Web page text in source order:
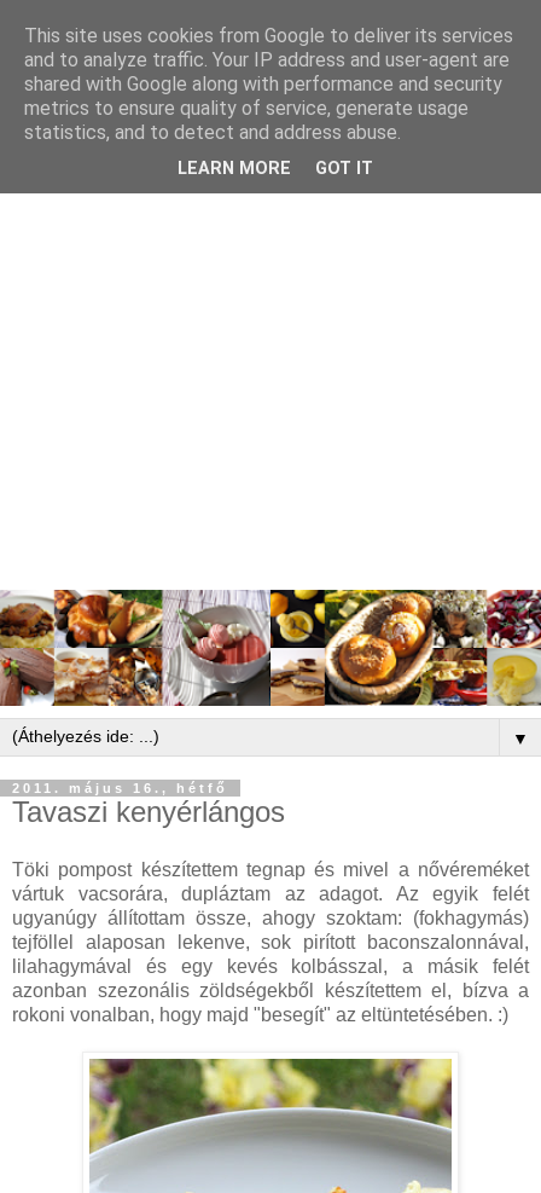
▼
2011. május 16., hétfő
Tavaszi kenyérlángos
Töki pompost készítettem tegnap és mivel a nővéreméket
vártuk vacsorára, dupláztam az adagot. Az egyik felét
ugyanúgy állítottam össze, ahogy szoktam: (fokhagymás)
tejföllel alaposan lekenve, sok pirított baconszalonnával,
lilahagymával és egy kevés kolbásszal, a másik felét
azonban szezonális zöldségekből készítettem el, bízva a
rokoni vonalban, hogy majd "besegít" az eltüntetésében. :)
This site uses cookies from Google to deliver its services
and to analyze traffic. Your IP address and user-agent are
shared with Google along with performance and security
metrics to ensure quality of service, generate usage
statistics, and to detect and address abuse.
LEARN MORE GOT IT